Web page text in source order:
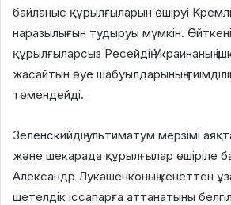
байланыс құрылғыларын өшіруі
наразылығын тудыруы мүмкін.
құрылғыларсыз Ресейдің Украинаның
жасайтын әуе шабуылдарының
төмендейді.
Зеленскийдің ультиматум мерзімі
және шекарада құрылғылар өшіріле
Александр Лукашенконың кенеттен
шетелдік іссапарға аттанатыны